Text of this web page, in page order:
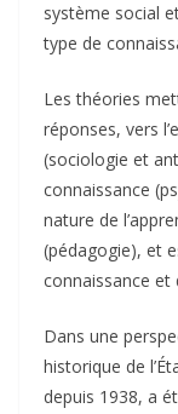
système social
type de
Les théories
réponses, vers
(sociologie et
connaissance
nature de
(pédagogie), et
connaissance et
Dans une
historique de
depuis 1938, a